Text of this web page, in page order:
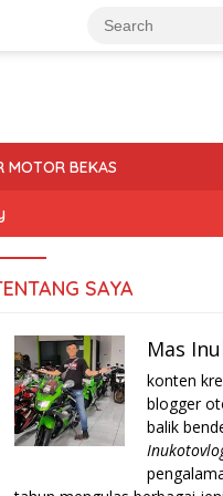
MOTOR BEKAS
Tanda Turun Mesin
SAYA
Mas
konten
blogger
balik